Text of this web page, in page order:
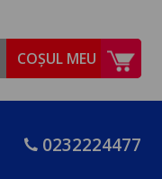
COȘUL MEU
0232224477